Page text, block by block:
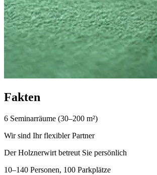
Fakten
6 Seminarräume (30–200 m²)
Wir sind Ihr flexibler Partner
Der Holznerwirt betreut Sie persönlich
10–140 Personen, 100 Parkplätze